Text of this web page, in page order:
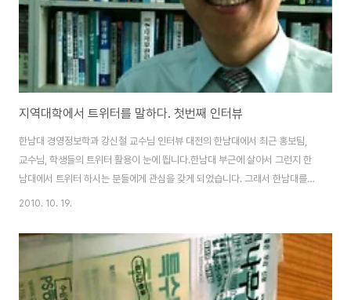
지역대학에서 트위터를 말하다. 첫번째 인터뷰
한남대 경영정보학과 강신철 교수님 인터뷰 대전의 한남대에서 최근 홍보팀,
교수님, 학생들의 트위터 활용이 눈에 띕니다.한남대 부근에 살아서 그런지 한
남대에서 트위터 하시는 분들에게 관심을 갖게 되었습니다. 그래서 한남대를
시작으로 블로그에 트위터에 관한 인터뷰를 실어보기로 계획하게 되었습니다.
게 되었습니다. 교수님은 흔쾌히 허락해 주셨고 금요일 오후 2시에 만나뵙게
되었습니다. #강신철 교수님(트위터 아이디 @ntiskang) 경영정보학과 학과
장. 시스템분석설계, 중소기업컨설팅, 100books club 운영위원장 강신철 교
수님은 올해 여름 이후 트위터에 직접 경영정보학과당을 개설하셔서 재학생은
2010. 10. 19.